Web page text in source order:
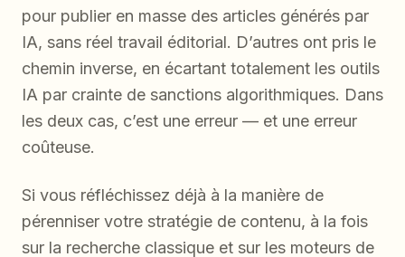
pour publier en masse des articles générés par
IA, sans réel travail éditorial. D’autres ont pris le
chemin inverse, en écartant totalement les outils
IA par crainte de sanctions algorithmiques. Dans
les deux cas, c’est une erreur — et une erreur
coûteuse.
Si vous réfléchissez déjà à la manière de
pérenniser votre stratégie de contenu, à la fois
sur la recherche classique et sur les moteurs de